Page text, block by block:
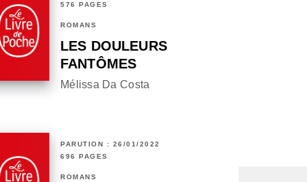
576 PAGES
ROMANS
LES DOULEURS
FANTÔMES
Mélissa Da Costa
PARUTION : 26/01/2022
696 PAGES
ROMANS